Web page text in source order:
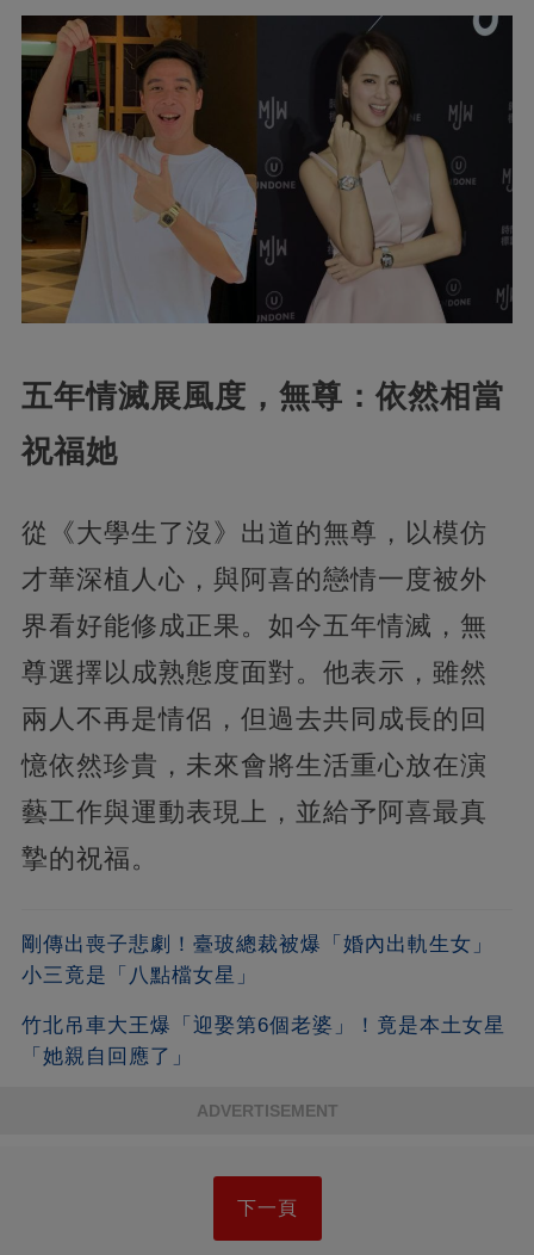
五年情滅展風度，無尊：依然相當
祝福她
從《大學生了沒》出道的無尊，以模仿
才華深植人心，與阿喜的戀情一度被外
界看好能修成正果。如今五年情滅，無
尊選擇以成熟態度面對。他表示，雖然
兩人不再是情侶，但過去共同成長的回
憶依然珍貴，未來會將生活重心放在演
藝工作與運動表現上，並給予阿喜最真
摯的祝福。
剛傳出喪子悲劇！臺玻總裁被爆「婚內出軌生女」
小三竟是「八點檔女星」
竹北吊車大王爆「迎娶第6個老婆」！竟是本土女星
「她親自回應了」
ADVERTISEMENT
下一頁